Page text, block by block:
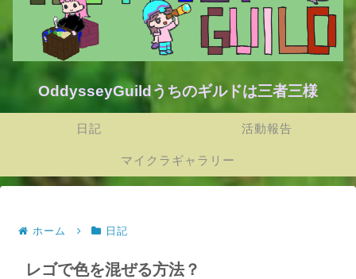
OddysseyGuildうちのギルドは三者三様
日記 活動報告
マイクラギャラリー
ホーム 日記
レゴで色を混ぜる方法？